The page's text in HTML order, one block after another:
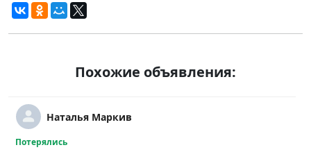
Похожие объявления:
Наталья Маркив
Потерялись